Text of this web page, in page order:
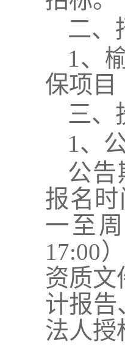
二、
1、
保项目
三、
1、
公告
报名
一至
17:00
资质文
计报告
法人授